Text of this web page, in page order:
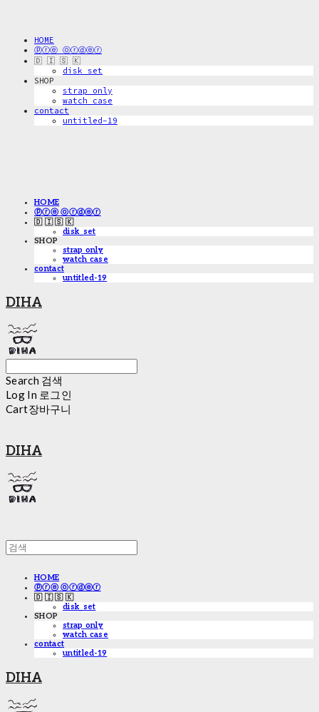
HOME
ⓟⓡⓔ ⓞⓡⓓⓔⓡ
🇩 🇮 🇸 🇰
disk_set
SHOP
strap only
watch case
contact
untitled-19
HOME
ⓟⓡⓔ ⓞⓡⓓⓔⓡ
🇩 🇮 🇸 🇰
disk_set
SHOP
strap only
watch case
contact
untitled-19
DIHA
Search 검색
Log In 로그인
Cart장바구니
DIHA
HOME
ⓟⓡⓔ ⓞⓡⓓⓔⓡ
🇩 🇮 🇸 🇰
disk_set
SHOP
strap only
watch case
contact
untitled-19
DIHA